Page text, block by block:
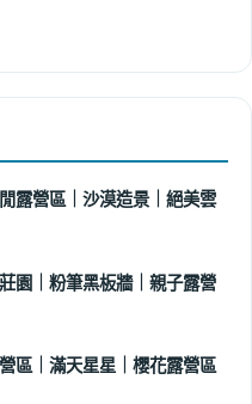
露營區｜沙漠造景｜絕美雲
園｜粉筆黑板牆｜親子露營
區｜滿天星星｜櫻花露營區